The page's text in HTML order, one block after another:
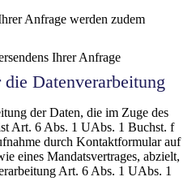
Anfrage werden zudem
Ihrer Anfrage
Datenverarbeitung
der Daten, die im Zuge des
Art. 6 Abs. 1 UAbs. 1 Buchst. f
durch Kontaktformular auf
eines Mandatsvertrages, abzielt,
Art. 6 Abs. 1 UAbs. 1